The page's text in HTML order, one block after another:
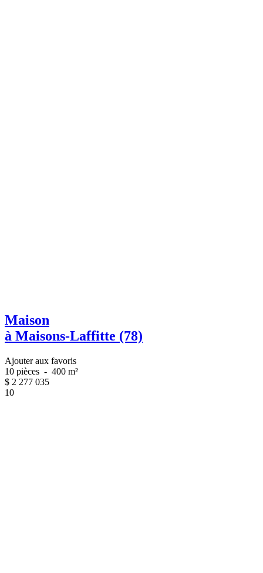
Maison
à Maisons-Laffitte (78)
Ajouter aux favoris
10 pièces - 400 m²
$ 2 277 035
10